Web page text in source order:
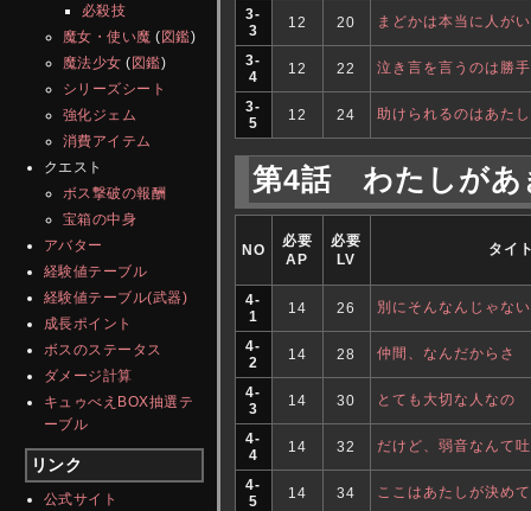
必殺技
魔女・使い魔 (図鑑)
魔法少女 (図鑑)
シリーズシート
強化ジェム
消費アイテム
クエスト
ボス撃破の報酬
宝箱の中身
アバター
経験値テーブル
経験値テーブル(武器)
成長ポイント
ボスのステータス
ダメージ計算
キュゥべえBOX抽選テ
ーブル
リンク
公式サイト
3-
3
12 20 まどかは本当に人が
3-
4
12 22 泣き言を言うのは勝
3-
5
12 24 助けられるのはあた
第4話 わたしがあ
NO
必要
AP
必要
LV
タイ
4-
1
14 26 別にそんなんじゃな
4-
2
14 28 仲間、なんだからさ
4-
3
14 30 とても大切な人なの
4-
4
14 32 だけど、弱音なんて
4-
5
14 34 ここはあたしが決め